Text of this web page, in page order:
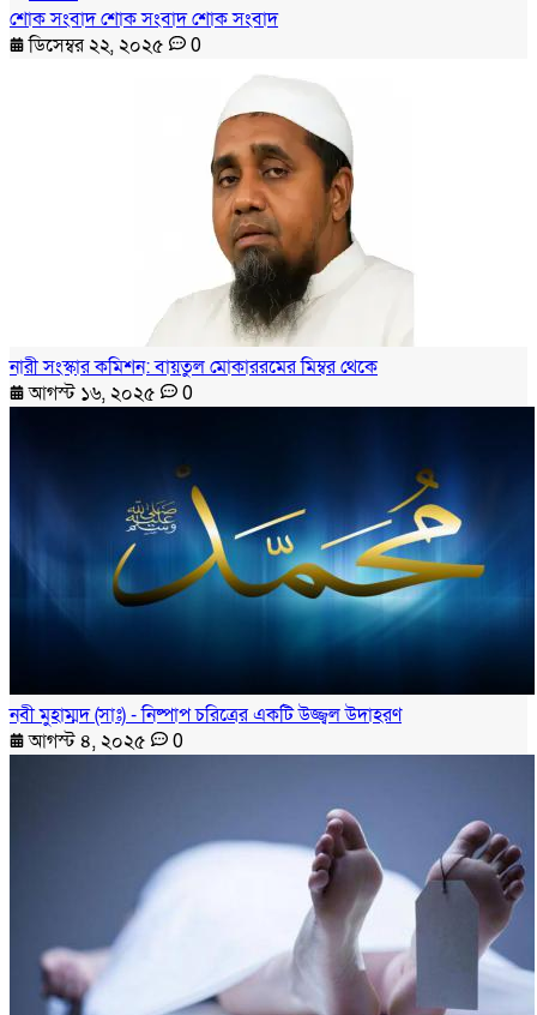
শোক সংবাদ শোক সংবাদ শোক সংবাদ
ডিসেম্বর ২২, ২০২৫
0
নারী সংস্কার কমিশন: বায়তুল মোকাররমের মিম্বর থেকে
আগস্ট ১৬, ২০২৫
0
নবী মুহাম্মদ (সাঃ) - নিষ্পাপ চরিত্রের একটি উজ্জ্বল উদাহরণ
আগস্ট ৪, ২০২৫
0